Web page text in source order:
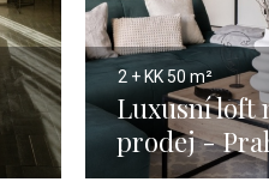
2 + KK 50 m²
Luxusní loft
prodej -
50m